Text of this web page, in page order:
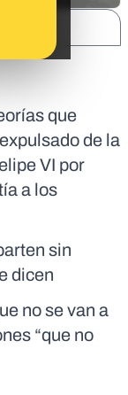
que
de la
VI por
a los
sin
dicen
no se van a
“que no